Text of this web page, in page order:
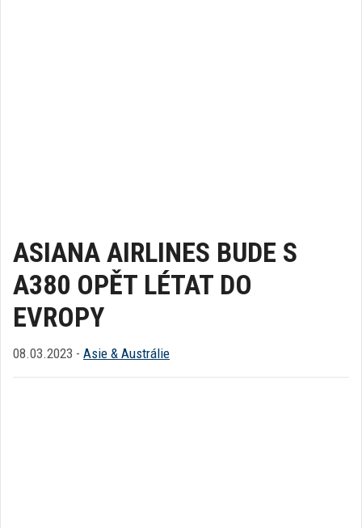
ASIANA AIRLINES BUDE S
A380 OPĚT LÉTAT DO
EVROPY
08.03.2023 - Asie & Austrálie